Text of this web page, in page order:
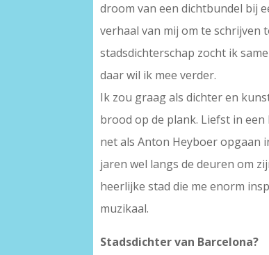
droom van een dichtbundel bij
verhaal van mij om te
stadsdichterschap zocht ik
daar wil ik mee verder.
Ik zou graag als dichter en
brood op de plank. Liefst in
net als Anton Heyboer opgaan
jaren wel langs de deuren om
heerlijke stad die me enorm
muzikaal.
Stadsdichter van Barcelona?